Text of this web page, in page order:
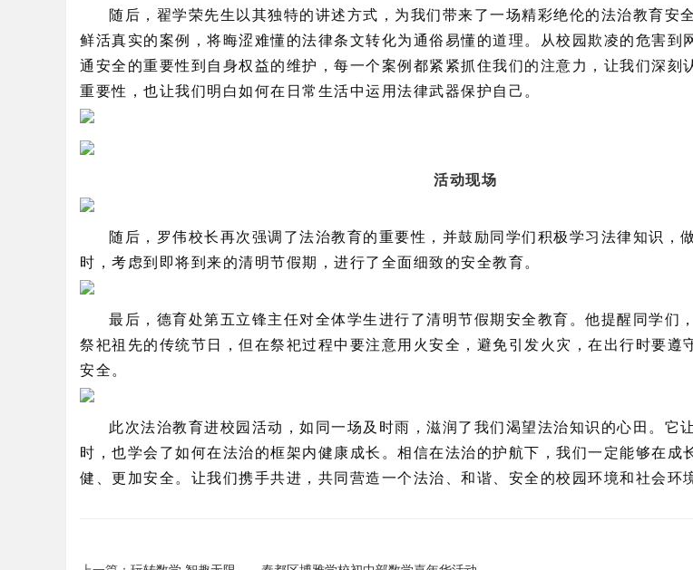
随后，翟学荣先生以其独特的讲述方式，为我们带来了一场精彩绝伦的法治教育安
鲜活真实的案例，将晦涩难懂的法律条文转化为通俗易懂的道理。从校园欺凌的危害到
通安全的重要性到自身权益的维护，每一个案例都紧紧抓住我们的注意力，让我们深刻
重要性，也让我们明白如何在日常生活中运用法律武器保护自己。
活动现场
随后，罗伟校长再次强调了法治教育的重要性，并鼓励同学们积极学习法律知识，
时，考虑到即将到来的清明节假期，进行了全面细致的安全教育。
最后，德育处第五立锋主任对全体学生进行了清明节假期安全教育。他提醒同学们
祭祀祖先的传统节日，但在祭祀过程中要注意用火安全，避免引发火灾，在出行时要遵
安全。
此次法治教育进校园活动，如同一场及时雨，滋润了我们渴望法治知识的心田。它
时，也学会了如何在法治的框架内健康成长。相信在法治的护航下，我们一定能够在成
健、更加安全。让我们携手共进，共同营造一个法治、和谐、安全的校园环境和社会环